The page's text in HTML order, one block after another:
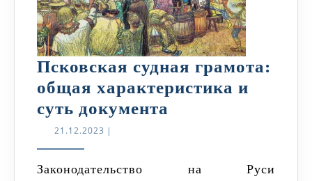
Псковская судная грамота:
общая характеристика и
суть документа
общая
21.12.2023 21.12.2023
|
Законодательство на Руси